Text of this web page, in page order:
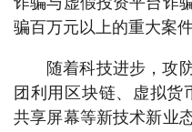
骗百万元以上的重大案
随着科技进步，攻
团利用区块链、虚拟货
共享屏幕等新技术新业